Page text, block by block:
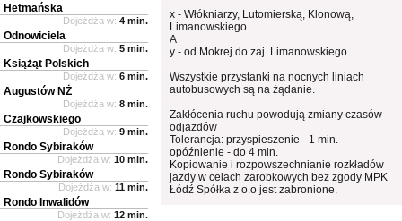
x - Włókniarzy, Lutomierską, Klonową,
Limanowskiego
A
y - od Mokrej do zaj. Limanowskiego
Wszystkie przystanki na nocnych liniach
autobusowych są na żądanie.
Zakłócenia ruchu powodują zmiany czasów
odjazdów
Tolerancja: przyspieszenie - 1 min.
opóźnienie - do 4 min.
Kopiowanie i rozpowszechnianie rozkładów
jazdy w celach zarobkowych bez zgody MPK
Łódź Spółka z o.o jest zabronione.
Hetmańska
Dojeżdża w: 4 min.
Odnowiciela
Dojeżdża w: 5 min.
Książąt Polskich
Dojeżdża w: 6 min.
Augustów NŻ
Dojeżdża w: 8 min.
Czajkowskiego
Dojeżdża w: 9 min.
Rondo Sybiraków
Dojeżdża w: 10 min.
Rondo Sybiraków
Dojeżdża w: 11 min.
Rondo Inwalidów
Dojeżdża w: 12 min.